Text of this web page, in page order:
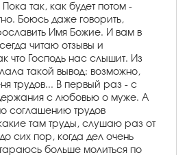
так, как будет потом -
Боюсь даже говорить,
Имя Божие. И вам в
читаю отзывы и
что Господь нас слышит. Из
такой вывод: возможно,
трудов... В первый раз - с
с любовью о муже. А
соглашению трудов
там труды, слушаю раз от
сих пор, когда дел очень
больше молиться по